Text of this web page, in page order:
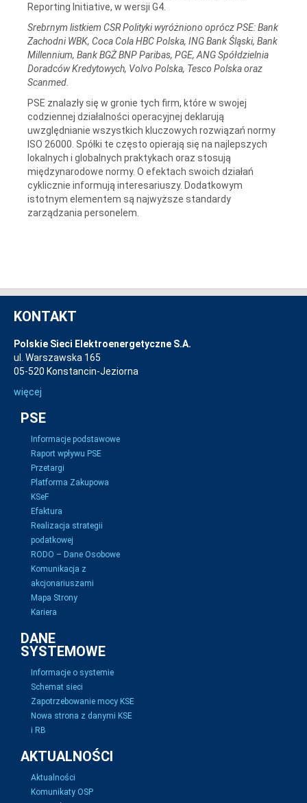
Reporting Initiative, w wersji G4.
Srebrnym listkiem CSR Polityki wyróżniono oprócz PSE: Bank
Zachodni WBK, Coca Cola HBC Polska, ING Bank Śląski, Bank
Millennium, Bank BGŻ BNP Paribas, PGE, ANG Spółdzielnia
Doradców Kredytowych, Volvo Polska, Tesco Polska oraz
Scanmed.
PSE znalazły się w gronie tych firm, które w swojej
codziennej działalności operacyjnej deklarują
uwzględnianie wszystkich kluczowych rozwiązań normy
ISO 26000. Spółki te często opierają się na najlepszych
lokalnych i globalnych praktykach oraz stosują
międzynarodowe normy. O efektach swoich działań
cyklicznie informują interesariuszy. Dodatkowym
istotnym elementem są najwyższe standardy
zarządzania personelem.
KONTAKT
Polskie Sieci Elektroenergetyczne S.A.
ul. Warszawska 165
05-520 Konstancin-Jeziorna
więcej
PSE
Informacje podstawowe
Raport wpływu PSE
Przetargi
Platforma Zakupowa
KSeF
Efaktura
Realizacja strategii
podatkowej
RODO – Dane Osobowe
Komunikacja z
akcjonariuszami
Mapa Strony
Kariera
DANE
SYSTEMOWE
Informacje o systemie
Schemat sieci
Zapotrzebowanie mocy KSE
Nowa strona z danymi KSE
i RB
AKTUALNOŚCI
Aktualności
Komunikaty OSP